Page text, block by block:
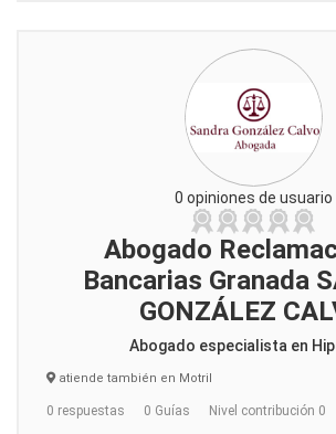
0 opiniones de usuario
Abogado
Bancarias Granada
GONZÁLEZ
Abogado especialista en
atiende también en Motril
0 respuestas 0 Guías Nivel contribución 0